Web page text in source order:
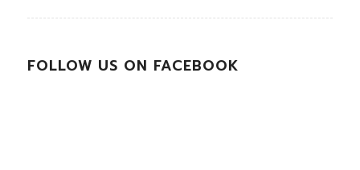
FOLLOW US ON FACEBOOK